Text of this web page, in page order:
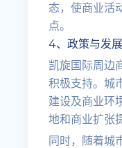
态，使商业活
点。
4、政策与发
凯旋国际周边
积极支持。城
建设及商业环
地和商业扩张
同时，随着城